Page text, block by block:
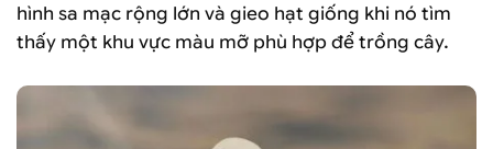
hình sa mạc rộng lớn và gieo hạt giống khi nó tìm
thấy một khu vực màu mỡ phù hợp để trồng cây.